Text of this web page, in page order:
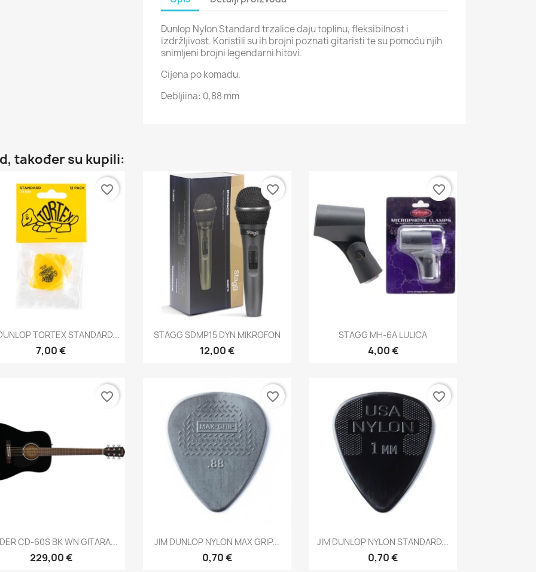
Dunlop Nylon Standard trzalice daju toplinu, fleksibilnost i
izdržljivost. Koristili su ih brojni poznati gitaristi te su pomoću njih
snimljeni brojni legendarni hitovi.
Cijena po komadu.
Debljiina: 0,88 mm
također su kupili:
Brzi pregled
TORTEX STANDARD...
7,00 €
favorite_border
Brzi pregled
STAGG SDMP15 DYN MIKROFON
12,00 €
favorite_border
Brzi pregled
STAGG MH-6A LULICA
4,00 €
favorite_border
Brzi pregled
CD-60S BK WN GITARA...
229,00 €
favorite_border
Brzi pregled
JIM DUNLOP NYLON MAX GRIP...
0,70 €
favorite_border
Brzi pregled
JIM DUNLOP NYLON STANDARD...
0,70 €
favorite_border